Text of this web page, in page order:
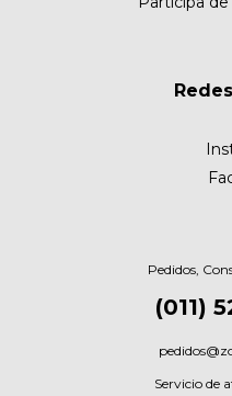
Pedidos,
(011)
Servicio de